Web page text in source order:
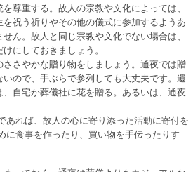
尊重する。故人の宗教や文化によっては、
祝う祈りやその他の儀式に参加するようあ
ん。故人と同じ宗教や文化でない場合は、
にしておきましょう。
さやかな贈り物をしましょう。通夜では贈
ので、手ぶらで参列しても大丈夫です。遺
自宅か葬儀社に花を贈る。あるいは、通夜
あれば、故人の心に寄り添った活動に寄付を
に食事を作ったり、買い物を手伝ったりす